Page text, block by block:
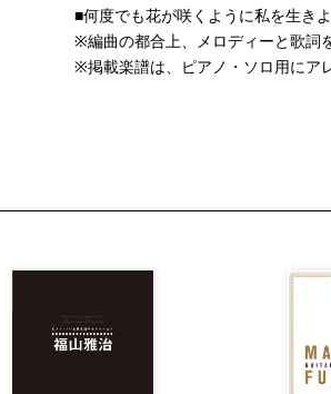
■何度でも花が咲くように私を生き
※編曲の都合上、メロディーと歌詞
※掲載楽譜は、ピアノ・ソロ用にア